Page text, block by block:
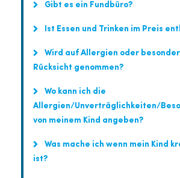
Gibt es ein Fundbüro?
Ist Essen und Trinken im Preis
Wird auf Allergien oder
Rücksicht genommen?
Wo kann ich die
Allergien/Unverträglichkeiten/
von meinem Kind angeben?
Was mache ich wenn mein Kind
ist?